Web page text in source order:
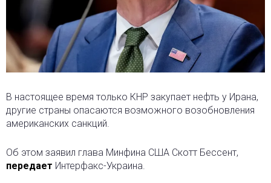
В настоящее время только КНР закупает нефть у Ирана,
другие страны опасаются возможного возобновления
американских санкций.
Об этом заявил глава Минфина США Скотт Бессент,
передает Интерфакс-Украина.